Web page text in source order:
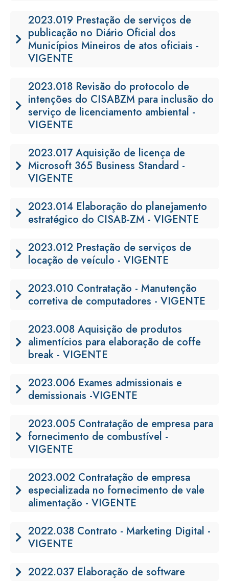
2023.019 Prestação de serviços de
publicação no Diário Oficial dos
Municípios Mineiros de atos oficiais -
VIGENTE
2023.018 Revisão do protocolo de
intenções do CISABZM para inclusão do
serviço de licenciamento ambiental -
VIGENTE
2023.017 Aquisição de licença de
Microsoft 365 Business Standard -
VIGENTE
2023.014 Elaboração do planejamento
estratégico do CISAB-ZM - VIGENTE
2023.012 Prestação de serviços de
locação de veículo - VIGENTE
2023.010 Contratação - Manutenção
corretiva de computadores - VIGENTE
2023.008 Aquisição de produtos
alimentícios para elaboração de coffe
break - VIGENTE
2023.006 Exames admissionais e
demissionais -VIGENTE
2023.005 Contratação de empresa para
fornecimento de combustível -
VIGENTE
2023.002 Contratação de empresa
especializada no fornecimento de vale
alimentação - VIGENTE
2022.038 Contrato - Marketing Digital -
VIGENTE
2022.037 Elaboração de software